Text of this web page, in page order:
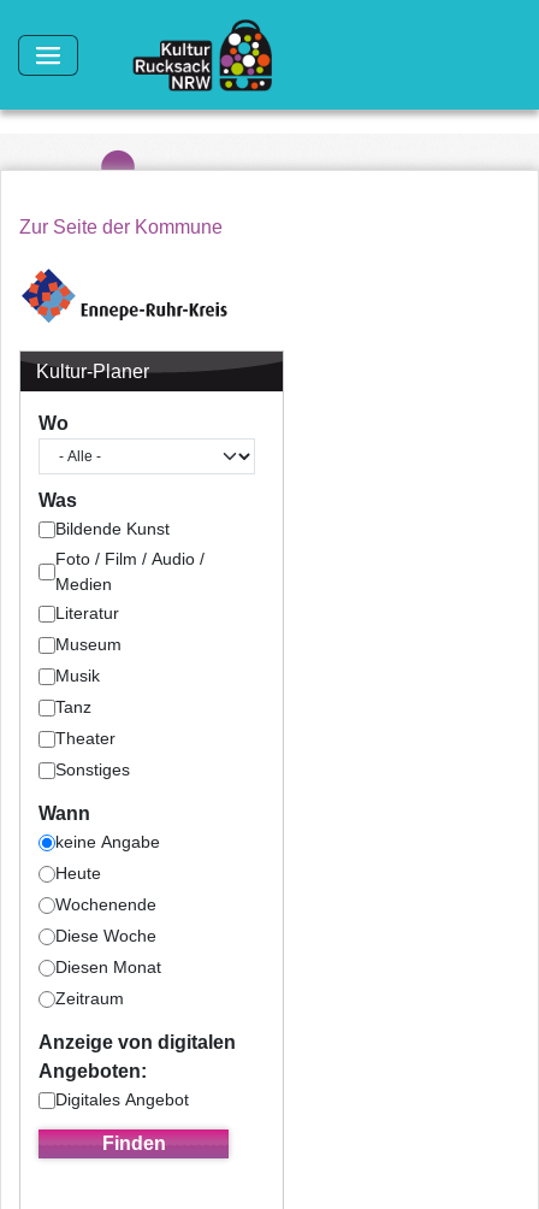
Zur Seite der Kommune
Kultur-Planer
Wo
Was
Bildende Kunst
Foto / Film / Audio /
Medien
Literatur
Museum
Musik
Tanz
Theater
Sonstiges
Wann
keine Angabe
Heute
Wochenende
Diese Woche
Diesen Monat
Zeitraum
Anzeige von digitalen
Angeboten:
Digitales Angebot